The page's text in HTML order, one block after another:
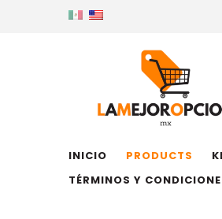
INICIO PRODUCTS
TÉRMINOS Y